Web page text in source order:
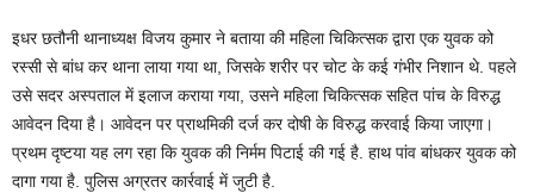
इधर छतौनी थानाध्यक्ष विजय कुमार ने बताया की महिला चिकित्सक द्वारा एक युवक को
रस्सी से बांध कर थाना लाया गया था, जिसके शरीर पर चोट के कई गंभीर निशान थे. पहले
उसे सदर अस्पताल में इलाज कराया गया, उसने महिला चिकित्सक सहित पांच के विरुद्ध
आवेदन दिया है। आवेदन पर प्राथमिकी दर्ज कर दोषी के विरुद्ध करवाई किया जाएगा।
प्रथम दृष्टया यह लग रहा कि युवक की निर्मम पिटाई की गई है. हाथ पांव बांधकर युवक को
दागा गया है. पुलिस अग्रतर कार्रवाई में जुटी है.